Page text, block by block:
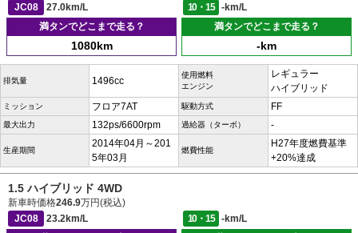
JC08
27.0km/L 10・15
-km/L
満タンでどこまで走る？
1080km
満タンでどこまで走る？
-km
排気量 1496cc
使用燃料
エンジン
レギュラー
ハイブリッド
ミッション フロア7AT 駆動方式 FF
最大出力 132ps/6600rpm 過給器（ターボ） -
生産期間
2014年04月～201
5年03月
燃費性能
H27年度燃費基準
+20%達成
1.5 ハイブリッド 4WD
新車時価格246.9万円(税込)
JC08
23.2km/L 10・15
-km/L